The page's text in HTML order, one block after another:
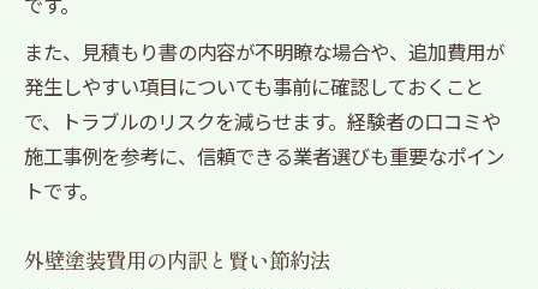
また、見積もり書の内容が不明瞭な場合や、追加費用が
発生しやすい項目についても事前に確認しておくこと
で、トラブルのリスクを減らせます。経験者の口コミや
施工事例を参考に、信頼できる業者選びも重要なポイン
トです。
外壁塗装費用の内訳と賢い節約法